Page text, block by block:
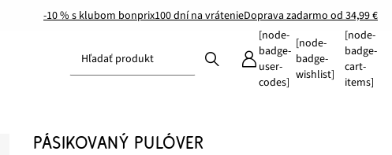
-10 % s klubom bonprix100 dní na vrátenieDoprava zadarmo od 34,99 €
Hľadať produkt
[node-
badge-
user-
codes]
[node-
badge-
wishlist]
[node-
badge-
cart-
items]
PÁSIKOVANÝ PULÓVER